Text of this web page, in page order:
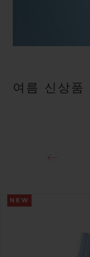
여름 신상품
NEW